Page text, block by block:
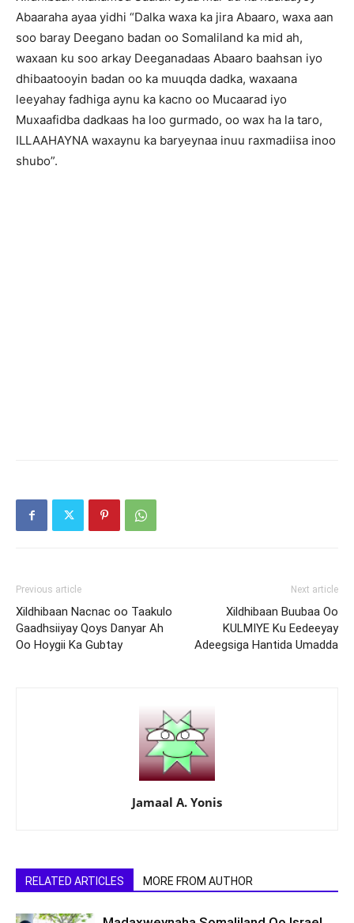
Abaaraha ayaa yidhi “Dalka waxa ka jira Abaaro, waxa aan
soo baray Deegano badan oo Somaliland ka mid ah,
waxaan ku soo arkay Deeganadaas Abaaro baahsan iyo
dhibaatooyin badan oo ka muuqda dadka, waxaana
leeyahay fadhiga aynu ka kacno oo Mucaarad iyo
Muxaafidba dadkaas ha loo gurmado, oo wax ha la taro,
ILLAAHAYNA waxaynu ka baryeynaa inuu raxmadiisa inoo
shubo”.
Previous article
Xildhibaan Nacnac oo Taakulo
Gaadhsiiyay Qoys Danyar Ah
Oo Hoygii Ka Gubtay
Next article
Xildhibaan Buubaa Oo
KULMIYE Ku Eedeeyay
Adeegsiga Hantida Umadda
Jamaal A. Yonis
RELATED ARTICLES MORE FROM AUTHOR